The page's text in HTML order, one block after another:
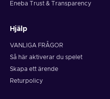
Eneba Trust & Transparency
Hjälp
VANLIGA FRÅGOR
Så här aktiverar du spelet
Skapa ett ärende
Returpolicy